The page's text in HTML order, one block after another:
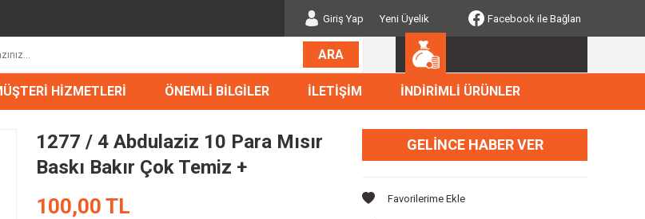
Giriş Yap Yeni Üyelik Facebook ile Bağlan
ARA
HİZMETLERİ ÖNEMLİ BİLGİLER İLETİŞİM İNDİRİMLİ ÜRÜNLER
1277 / 4 Abdulaziz 10 Para Mısır
Baskı Bakır Çok Temiz +
100,00 TL
GELINCE HABER VER